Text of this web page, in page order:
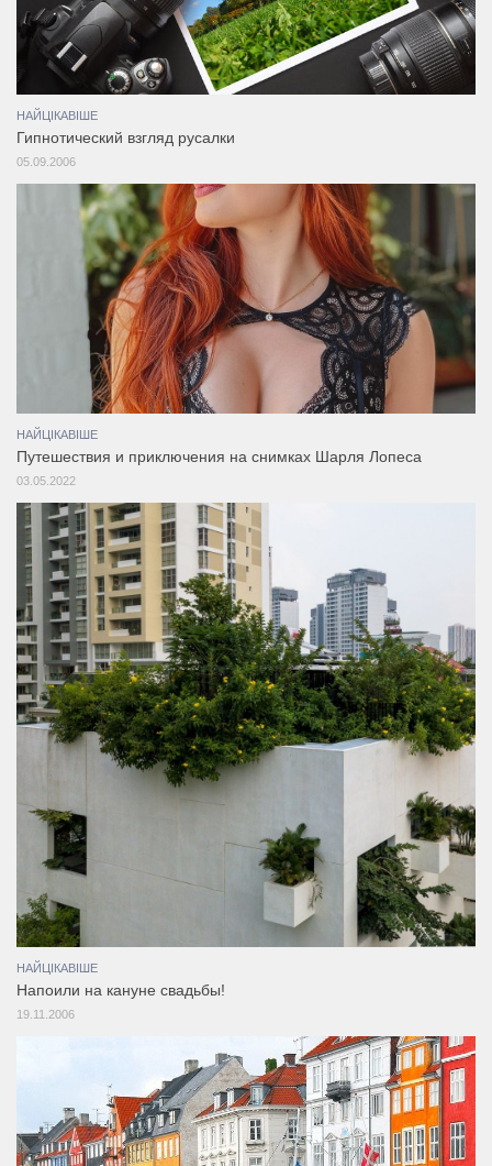
НАЙЦІКАВІШЕ
Гипнотический взгляд русалки
05.09.2006
НАЙЦІКАВІШЕ
Путешествия и приключения на снимках Шарля Лопеса
03.05.2022
НАЙЦІКАВІШЕ
Напоили на кануне свадьбы!
19.11.2006